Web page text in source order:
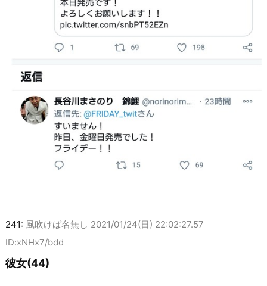
241: 風吹けば名無し 2021/01/24(日) 22:02:27.57
ID:xNHx7/bdd
彼女(44)